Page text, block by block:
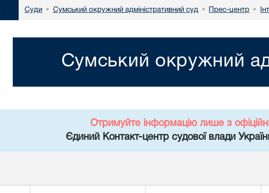
Суди • Сумський окружний адміністративний суд • Прес-центр •
Сумський окружний
Отримуйте інформацію лише з
Єдиний Контакт-центр судової влади